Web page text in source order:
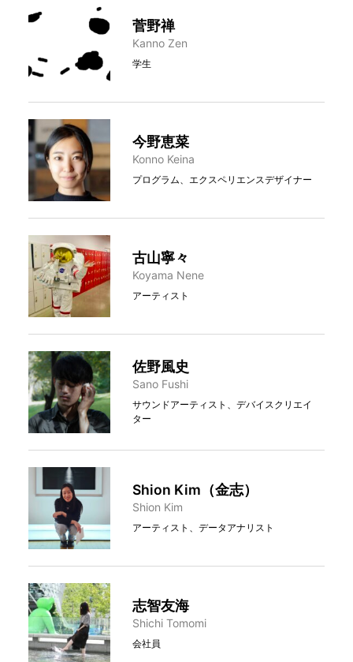
菅野禅
Kanno Zen
学生
今野恵菜
Konno Keina
プログラム、エクスペリエンスデザイナー
古山寧々
Koyama Nene
アーティスト
佐野風史
Sano Fushi
サウンドアーティスト、デバイスクリエイ
ター
Shion Kim（金志）
Shion Kim
アーティスト、データアナリスト
志智友海
Shichi Tomomi
会社員